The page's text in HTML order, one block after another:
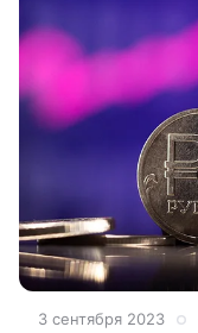
3 сентября 2023